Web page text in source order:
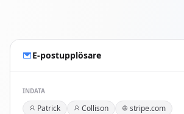
E-postupplösare
INDATA
Patrick Collison stripe.com